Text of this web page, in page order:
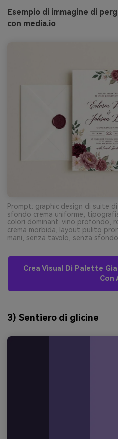
Esempio di immagine di
con media.io
Prompt: graphic design di suite
sfondo crema uniforme,
colori dominanti vino profondo,
crema morbida, layout pulito
mani, senza tavolo, senza
Crea Visual Di Palette
Con
3) Sentiero di glicine